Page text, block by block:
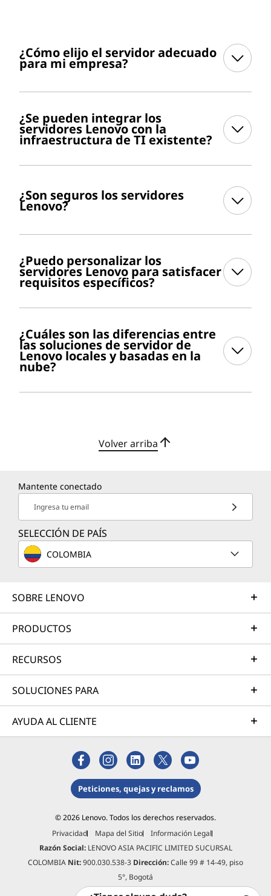
¿Cómo elijo el servidor adecuado
para mi empresa?
¿Se pueden integrar los
servidores Lenovo con la
infraestructura de TI existente?
¿Son seguros los servidores
Lenovo?
¿Puedo personalizar los
servidores Lenovo para satisfacer
requisitos específicos?
¿Cuáles son las diferencias entre
las soluciones de servidor de
Lenovo locales y basadas en la
nube?
Volver arriba
Mantente conectado
Ingresa tu email
SELECCIÓN DE PAÍS
COLOMBIA
SOBRE LENOVO
PRODUCTOS
RECURSOS
SOLUCIONES PARA
AYUDA AL CLIENTE
Peticiones, quejas y reclamos
© 2026 Lenovo. Todos los derechos reservados.
Privacidad
Mapa del Sitio
Información Legal
Razón Social:LENOVO ASIA PACIFIC LIMITED SUCURSAL
COLOMBIA Nit:900.030.538-3 Dirección:Calle 99 # 14-49, piso
5°, Bogotá